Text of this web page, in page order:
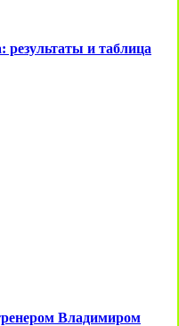
результаты и таблица
Владимиром